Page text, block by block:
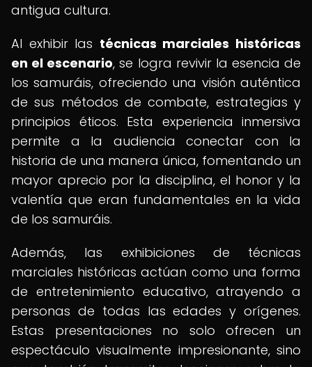
antigua cultura.
Al exhibir las técnicas marciales históricas
en el escenario, se logra revivir la esencia de
los samuráis, ofreciendo una visión auténtica
de sus métodos de combate, estrategias y
principios éticos. Esta experiencia inmersiva
permite a la audiencia conectar con la
historia de una manera única, fomentando un
mayor aprecio por la disciplina, el honor y la
valentía que eran fundamentales en la vida
de los samuráis.
Además, las exhibiciones de técnicas
marciales históricas actúan como una forma
de entretenimiento educativo, atrayendo a
personas de todas las edades y orígenes.
Estas presentaciones no solo ofrecen un
espectáculo visualmente impresionante, sino